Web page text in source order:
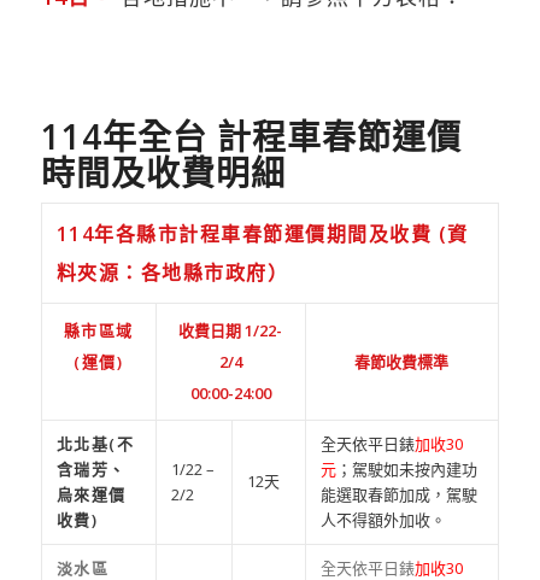
114年全台 計程車春節運價
時間及收費明細
114年各縣市計程車春節運價期間及收費 (資
料夾源：各地縣市政府）
縣市區域
(運價)
收費日期 1/22-
2/4
00:00-24:00
春節收費標準
北北基(不
含瑞芳、
烏來運價
收費)
1/22 –
2/2
12天
全天依平日錶加收30
元；駕駛如未按內建功
能選取春節加成，駕駛
人不得額外加收。
淡水區
全天依平日錶加收30